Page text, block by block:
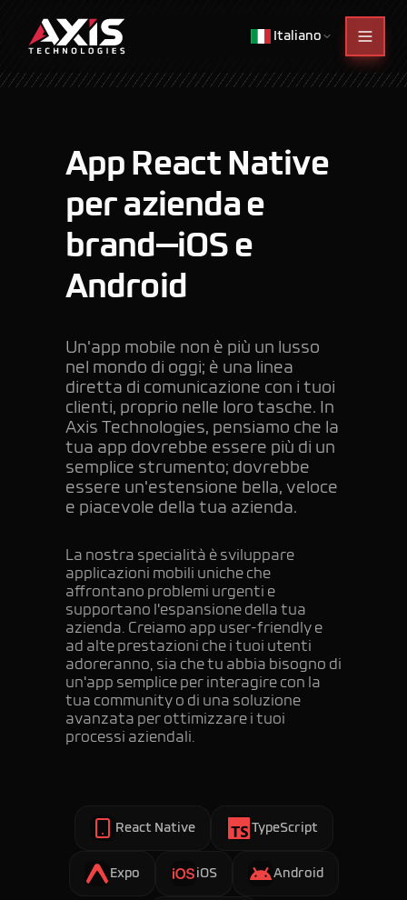
Italiano
App React Native
per azienda e
brand—iOS e
Android
Un'app mobile non è più un lusso
nel mondo di oggi; è una linea
diretta di comunicazione con i tuoi
clienti, proprio nelle loro tasche. In
Axis Technologies, pensiamo che la
tua app dovrebbe essere più di un
semplice strumento; dovrebbe
essere un'estensione bella, veloce
e piacevole della tua azienda.
La nostra specialità è sviluppare
applicazioni mobili uniche che
affrontano problemi urgenti e
supportano l'espansione della tua
azienda. Creiamo app user-friendly e
ad alte prestazioni che i tuoi utenti
adoreranno, sia che tu abbia bisogno di
un'app semplice per interagire con la
tua community o di una soluzione
avanzata per ottimizzare i tuoi
processi aziendali.
React Native TypeScript
Expo iOS Android